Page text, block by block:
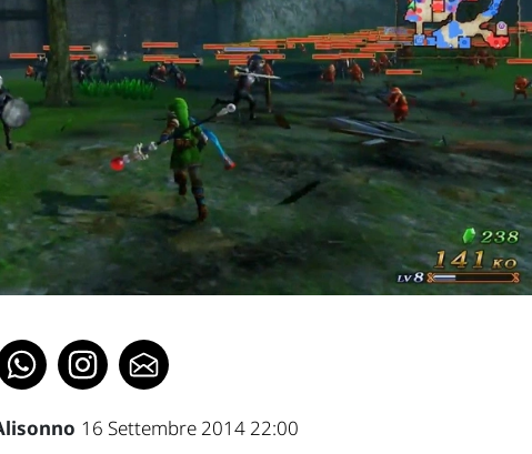
16 Settembre 2014 22:00